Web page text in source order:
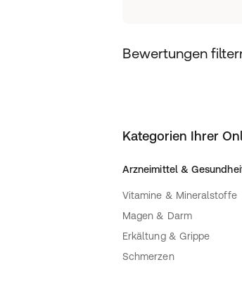
Bewertungen
Kategorien Ihrer
Arzneimittel &
Vitamine & Mineralstoffe
Magen & Darm
Erkältung & Grippe
Schmerzen